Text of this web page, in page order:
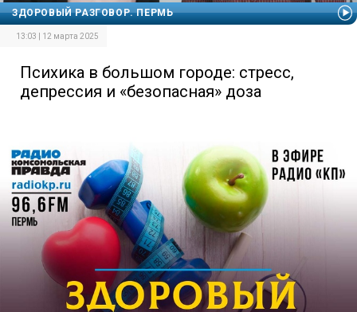
ЗДОРОВЫЙ РАЗГОВОР. ПЕРМЬ
13:03 | 12 марта 2025
Психика в большом городе: стресс,
депрессия и «безопасная» доза